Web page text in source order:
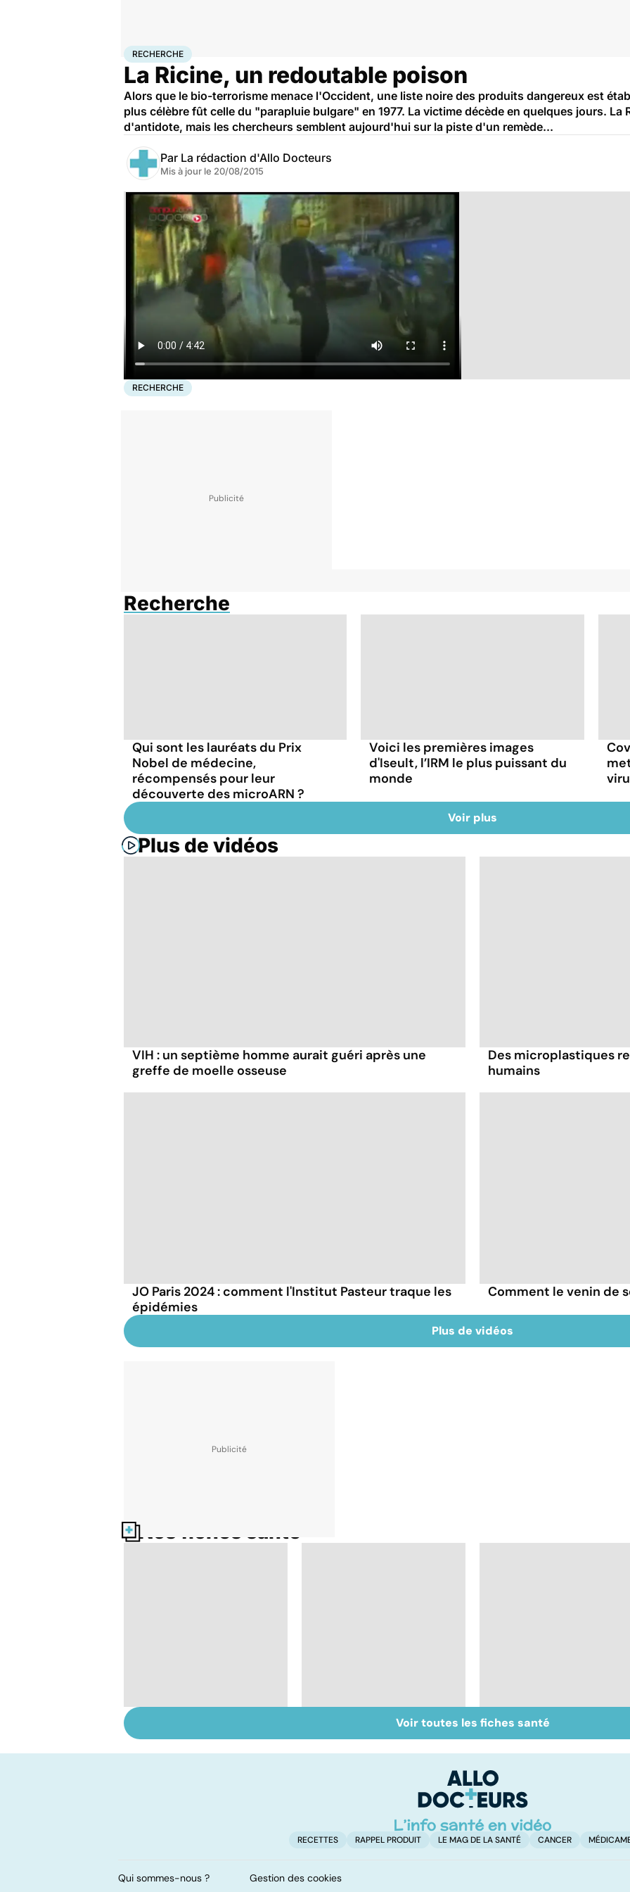
AccueilSantéMaladies
RECHERCHE
La Ricine, un redoutable poison
Alors que le bio-terrorisme menace l'Occident, une liste noire des produits dangereux est
plus célèbre fût celle du "parapluie bulgare" en 1977. La victime décède en quelques jours. La
d'antidote, mais les chercheurs semblent aujourd'hui sur la piste d'un remède...
Par La rédaction d'Allo Docteurs
Mis à jour le 20/08/2015
RECHERCHE
Recherche
Qui sont les lauréats du Prix
Nobel de médecine,
récompensés pour leur
découverte des microARN ?
Voici les premières images
d'Iseult, l’IRM le plus puissant du
monde
Voir plus
Plus de vidéos
VIH : un septième homme aurait guéri après une
greffe de moelle osseuse
Des microplastiques
humains
JO Paris 2024 : comment l'Institut Pasteur traque les
épidémies
Comment le venin de
Plus de vidéos
Nos fiches santé
cerveau
Staphylocoque doré :
une bactérie sous
Métastases, le
cancer propagé
Voir toutes les fiches santé
RECETTES RAPPEL PRODUIT LE MAG DE LA SANTÉ CANCER
Qui sommes-nous ?
Gestion des cookies